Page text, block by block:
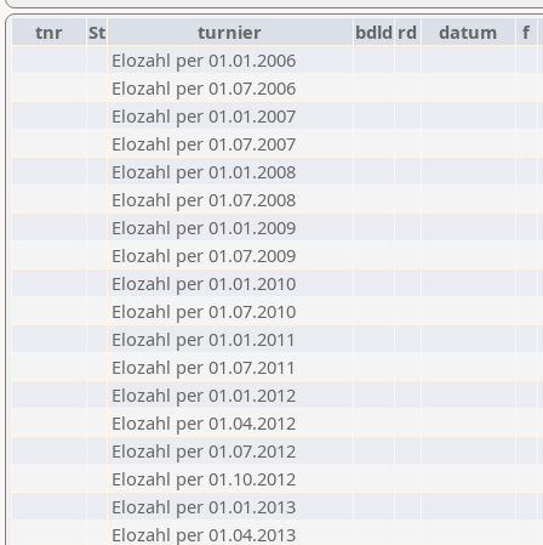
tnr St turnier bdld rd datum
f
Elozahl per 01.01.2006
Elozahl per 01.07.2006
Elozahl per 01.01.2007
Elozahl per 01.07.2007
Elozahl per 01.01.2008
Elozahl per 01.07.2008
Elozahl per 01.01.2009
Elozahl per 01.07.2009
Elozahl per 01.01.2010
Elozahl per 01.07.2010
Elozahl per 01.01.2011
Elozahl per 01.07.2011
Elozahl per 01.01.2012
Elozahl per 01.04.2012
Elozahl per 01.07.2012
Elozahl per 01.10.2012
Elozahl per 01.01.2013
Elozahl per 01.04.2013